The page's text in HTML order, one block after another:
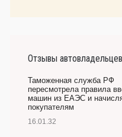
Отзывы автовладельцев
Таможенная служба РФ
пересмотрела правила
машин из ЕАЭС и
покупателям
16.01.32